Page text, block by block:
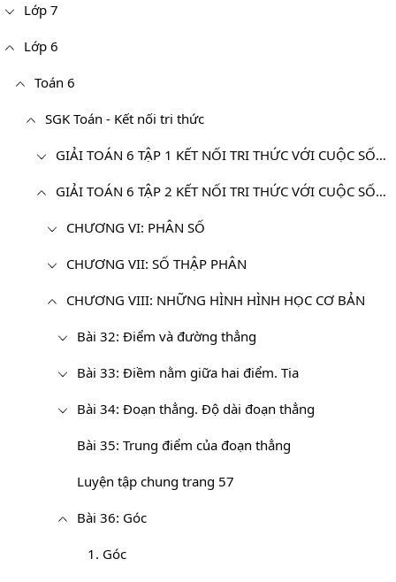
Lớp 7
Lớp 6
Toán 6
SGK Toán - Kết nối tri thức
GIẢI TOÁN 6 TẬP 1 KẾT NỐI TRI THỨC VỚI CUỘC SỐNG
GIẢI TOÁN 6 TẬP 2 KẾT NỐI TRI THỨC VỚI CUỘC SỐNG
CHƯƠNG VI: PHÂN SỐ
CHƯƠNG VII: SỐ THẬP PHÂN
CHƯƠNG VIII: NHỮNG HÌNH HÌNH HỌC CƠ BẢN
Bài 32: Điểm và đường thẳng
Bài 33: Điềm nằm giữa hai điểm. Tia
Bài 34: Đoạn thẳng. Độ dài đoạn thẳng
Bài 35: Trung điểm của đoạn thẳng
Luyện tập chung trang 57
Bài 36: Góc
1. Góc